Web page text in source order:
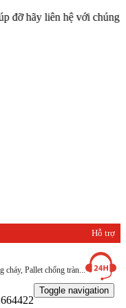
hệ với chúng tôi qua
Pallet chống tràn...
Hỗ trợ
khách
hàng
Toggle navigation